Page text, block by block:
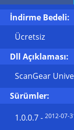
İndirme Bedeli:
Ücretsiz
Dll Açıklaması:
ScanGear
Sürümler:
1.0.0.7- 2012-07-